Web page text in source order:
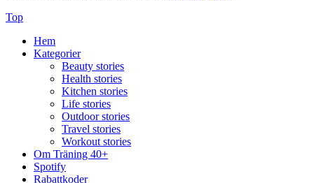
Top
Hem
Kategorier
Beauty stories
Health stories
Kitchen stories
Life stories
Outdoor stories
Travel stories
Workout stories
Om Träning 40+
Spotify
Rabattkoder